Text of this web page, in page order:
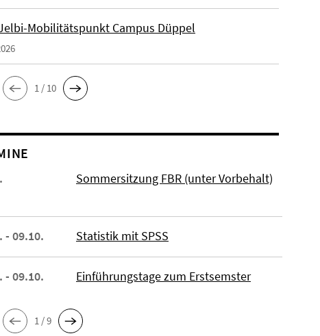
Mobilitätspunkt Campus Düppel
1 / 10
Sommersitzung FBR (unter Vorbehalt)
- 09.10. Statistik mit SPSS
- 09.10. Einführungstage zum Erstsemster
1 / 9